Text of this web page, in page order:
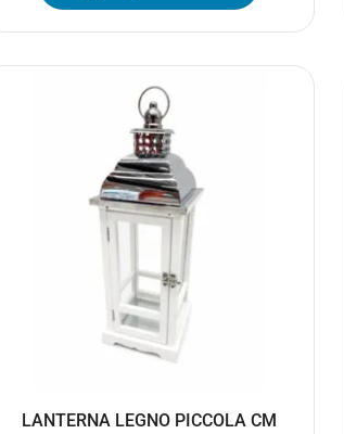
LANTERNA LEGNO PICCOLA CM